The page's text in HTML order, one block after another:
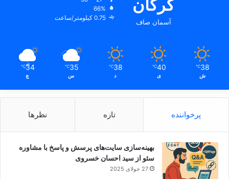
گرگان
آسمان صاف
66%
0.75 کیلومتر/ساعت
38
℃
ش
40
℃
ی
38
℃
د
35
℃
س
34
℃
چ
پرخواننده تازه نظرها
بهینه‌سازی سایت‌های پرسش و پاسخ با مشاوره
سئو از سید احسان خسروی
27 جولای 2025